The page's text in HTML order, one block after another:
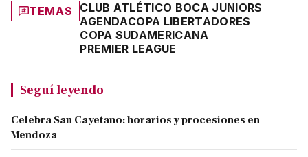
TEMAS
CLUB ATLÉTICO BOCA JUNIORS
AGENDACOPA LIBERTADORES
COPA SUDAMERICANA
PREMIER LEAGUE
Seguí leyendo
Celebra San Cayetano: horarios y procesiones en
Mendoza